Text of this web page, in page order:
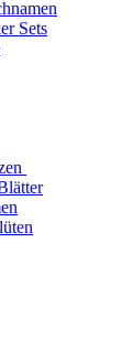
Sets